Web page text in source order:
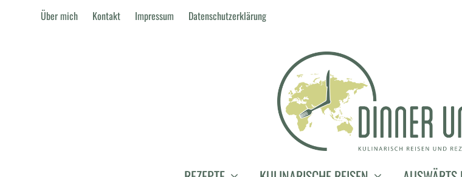
Über mich Kontakt Impressum Datenschutzerklärung
23. September 2018
GEGRILLTER PFIRSICH MIT